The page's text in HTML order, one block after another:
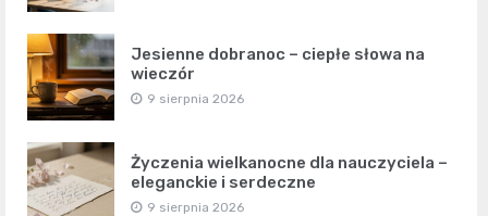
Jesienne dobranoc – ciepłe słowa na
wieczór
9 sierpnia 2026
Życzenia wielkanocne dla nauczyciela –
eleganckie i serdeczne
9 sierpnia 2026